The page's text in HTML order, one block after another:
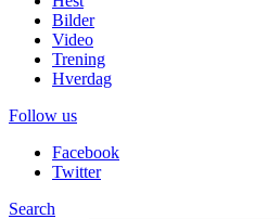
Bilder
Video
Trening
Hverdag
Follow us
Facebook
Twitter
Search